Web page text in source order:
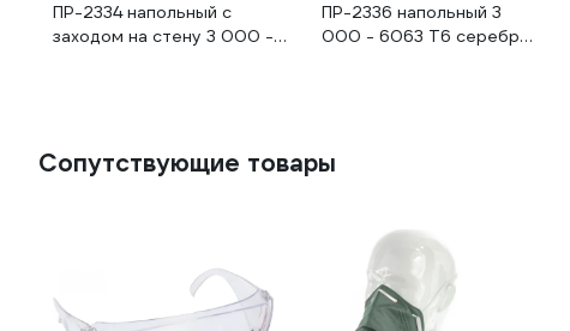
ПР-2334 напольный с
заходом на стену 3 000 -
ПР-2336 напольный 3
000 - 6063 Т6 серебро
Сопутствующие товары